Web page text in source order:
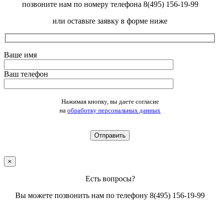
позвоните нам по номеру телефона 8(495) 156-19-99
или оставьте заявку в форме ниже
Ваше имя
Ваш телефон
Оставьте это поле пустым.Нажимая кнопку, вы даете согласие
на обработку персональных данных
×
Есть вопросы?
Вы можете позвонить нам по телефону 8(495) 156-19-99